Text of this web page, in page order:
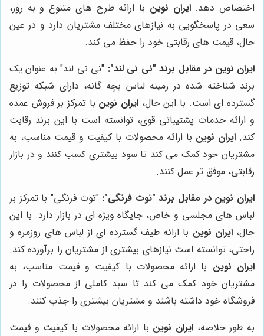
اختصاص دهد.ایران نوین با ارائه طرح های متنوع و به روز،
سعی در پاسخگویی به نیازهای مختلف مشتریان دارد و در عین
حال، قیمت های رقابتی خود را حفظ می کند.
ایران نوین در مقابل برند "نی نی لند": "نی نی لند" به عنوان یک
برند شناخته شده در زمینه لباس بچه گانه، دارای شبکه توزیع
گسترده ای است. با این حال، ایران نوین با تمرکز بر فروش عمده
و ارائه خدمات پشتیبانی قوی، توانسته است با این برند رقابت
کند.ایران نوین با ارائه محصولات با کیفیت و قیمت مناسب، به
مشتریان خود کمک می کند تا سود بیشتری کسب کنند و در بازار
رقابتی، موفق تر عمل کنند.
ایران نوین در مقابل برند "توت فرنگی": "توت فرنگی" با تمرکز بر
لباس های مجلسی و خاص، جایگاه ویژه ای در بازار دارد. با این
حال،ایران نوین با ارائه طیف گسترده ای از لباس های روزمره و
راحتی، توانسته است نیازهای بیشتری از مشتریان را برآورده کند.
ایران نوین با ارائه محصولات با کیفیت و قیمت مناسب، به
مشتریان خود کمک می کند تا سبد کاملی از محصولات را در
فروشگاه خود داشته باشند و مشتریان بیشتری را جذب کنند.
به طور خلاصه، ایران نوین با ارائه محصولات با کیفیت و قیمت